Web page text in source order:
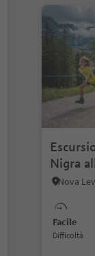
Nigra
Facile
Difficoltà